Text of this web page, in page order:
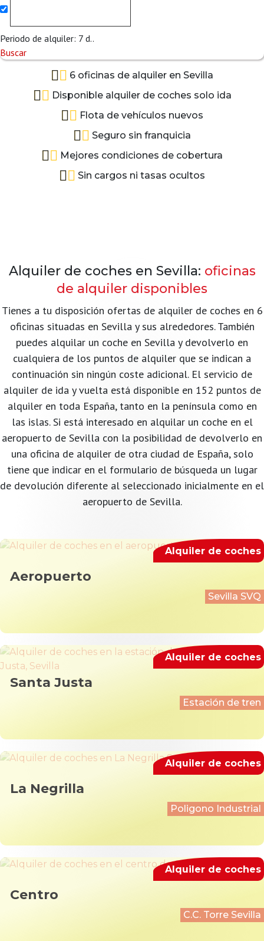
Periodo de alquiler: 7 d..
Buscar
6 oficinas de alquiler en Sevilla
Disponible alquiler de coches solo ida
Flota de vehículos nuevos
Seguro sin franquicia
Mejores condiciones de cobertura
Sin cargos ni tasas ocultos
Alquiler de coches en Sevilla: oficinas
de alquiler disponibles
Tienes a tu disposición ofertas de alquiler de coches en 6
oficinas situadas en Sevilla y sus alrededores. También
puedes alquilar un coche en Sevilla y devolverlo en
cualquiera de los puntos de alquiler que se indican a
continuación sin ningún coste adicional. El servicio de
alquiler de ida y vuelta está disponible en 152 puntos de
alquiler en toda España, tanto en la península como en
las islas. Si está interesado en alquilar un coche en el
aeropuerto de Sevilla con la posibilidad de devolverlo en
una oficina de alquiler de otra ciudad de España, solo
tiene que indicar en el formulario de búsqueda un lugar
de devolución diferente al seleccionado inicialmente en el
aeropuerto de Sevilla.
Aeropuerto
Sevilla SVQ
Alquiler de coches
Santa Justa
Estación de tren
Alquiler de coches
La Negrilla
Poligono Industrial
Alquiler de coches
Centro
C.C. Torre Sevilla
Alquiler de coches